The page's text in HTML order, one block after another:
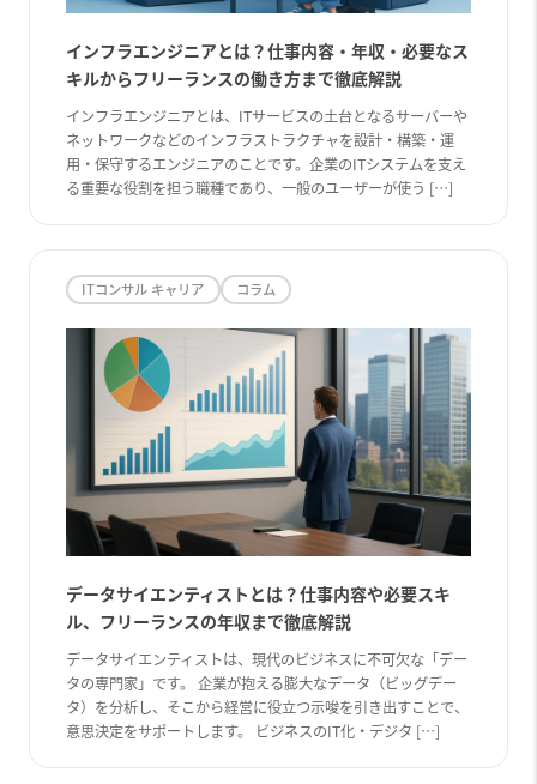
インフラエンジニアとは？仕事内容・年収・必要なス
キルからフリーランスの働き方まで徹底解説
インフラエンジニアとは、ITサービスの土台となるサーバーや
ネットワークなどのインフラストラクチャを設計・構築・運
用・保守するエンジニアのことです。企業のITシステムを支え
る重要な役割を担う職種であり、一般のユーザーが使う […]
ITコンサル キャリア コラム
データサイエンティストとは？仕事内容や必要スキ
ル、フリーランスの年収まで徹底解説
データサイエンティストは、現代のビジネスに不可欠な「デー
タの専門家」です。 企業が抱える膨大なデータ（ビッグデー
タ）を分析し、そこから経営に役立つ示唆を引き出すことで、
意思決定をサポートします。 ビジネスのIT化・デジタ […]